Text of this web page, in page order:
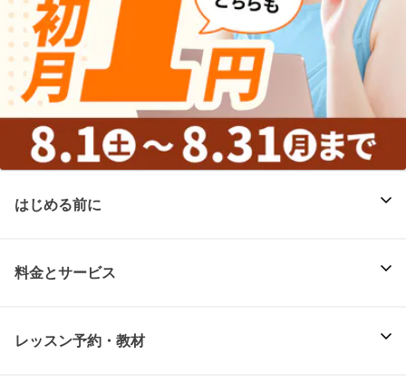
はじめる前に
料金とサービス
レッスン予約・教材